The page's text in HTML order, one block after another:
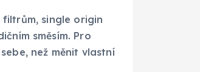
filtrům, single origin
směsím. Pro
než měnit vlastní